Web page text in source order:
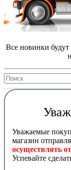
Все новинки будут
Уважаемые
магазин
осуществлять
Успевайте